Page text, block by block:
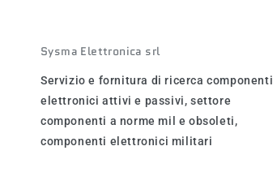
Sysma Elettronica srl
Servizio e fornitura di ricerca componenti
elettronici attivi e passivi, settore
componenti a norme mil e obsoleti,
componenti elettronici militari